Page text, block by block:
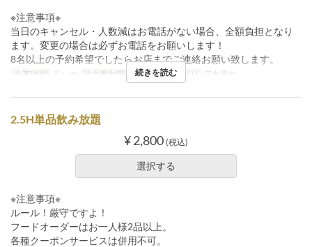
※注意事項※
当日のキャンセル・人数減はお電話がない場合、全額負担となり
ます。変更の場合は必ずお電話をお願いします！
8名以上の予約希望でしたらお店までご連絡お願い致します。
食事時間 ランチ 注文数制限 2 ~ 席のカテゴリ 店内予約
続きを読む
2.5H単品飲み放題
¥ 2,800 (税込)
選択する
※注意事項※
ルール！厳守ですよ！
フードオーダーはお一人様2品以上。
各種クーポンサービスは併用不可。